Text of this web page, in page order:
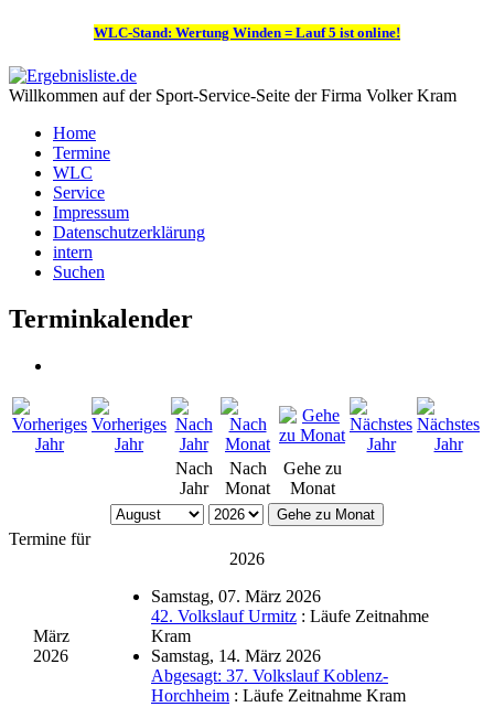
WLC-Stand: Wertung Winden = Lauf 5 ist online!
Willkommen auf der Sport-Service-Seite der Firma Volker Kram
Home
Termine
WLC
Service
Impressum
Datenschutzerklärung
intern
Suchen
Terminkalender
Nach
Jahr
Nach
Monat
Gehe zu
Monat
Gehe zu Monat
Termine für
2026
März
2026
Samstag, 07. März 2026
42. Volkslauf Urmitz : Läufe Zeitnahme
Kram
Samstag, 14. März 2026
Abgesagt: 37. Volkslauf Koblenz-
Horchheim : Läufe Zeitnahme Kram